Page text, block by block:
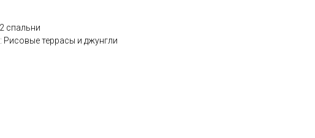
спальни
Рисовые террасы и джунгли